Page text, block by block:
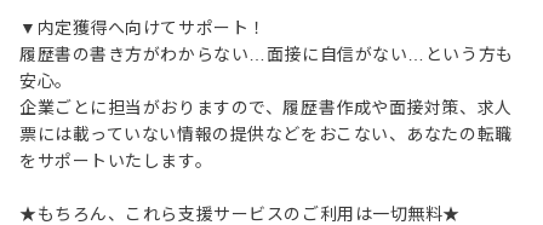
▼内定獲得へ向けてサポート！
履歴書の書き方がわからない…面接に自信がない…という方も
安心。
企業ごとに担当がおりますので、履歴書作成や面接対策、求人
票には載っていない情報の提供などをおこない、あなたの転職
をサポートいたします。
★もちろん、これら支援サービスのご利用は一切無料★